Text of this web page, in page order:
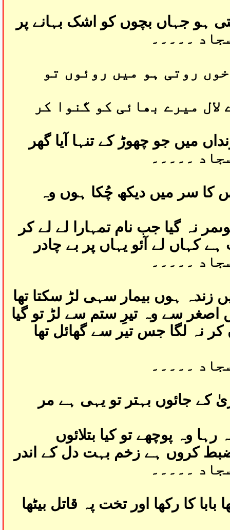
ہو جہاں بچوں کو اشک بہانے پر
۔۔۔۔۔
روتی ہو میں روئوں تو
میرے بھائی کو گنوا کر
میں جو چھوڑ کے تنہا آیا گھر
۔۔۔۔۔
کا سر میں دیکھ چُکا ہوں وہ
نہ گیا جب نام تمہارا لے لے کر
ہے کہاں لے آئو یہاں پر بے چادر
۔۔۔۔۔
زندہ ہوں بیمار سہی لڑ سکتا تھا
سے وہ تیرِ ستم سے لڑ تو گیا
کر نہ لگا جس تیر سے گھائل تھا
۔۔۔۔۔
کے جائوں بہتر تو یہی ہے مر
رہا وہ پوچھے تو کیا بتلائوں
ضبط کروں ہے زخم بہت دل کے اندر
۔۔۔۔۔
کا رکھا اور تخت پہ قاتل بیٹھا